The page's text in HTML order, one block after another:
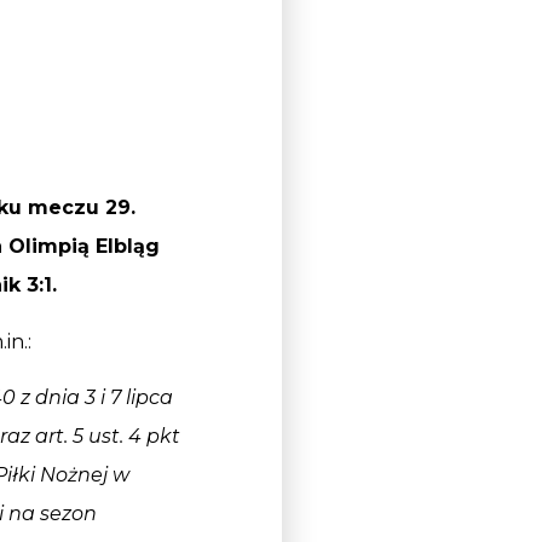
meczu 29.
Olimpią Elbląg
3:1.
z dnia 3 i 7 lipca
art. 5 ust. 4 pkt
Nożnej w
na sezon